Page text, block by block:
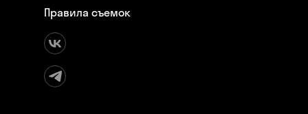
Правила съемок